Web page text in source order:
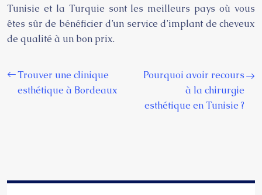
Tunisie et la Turquie sont les meilleurs pays où vous
êtes sûr de bénéficier d’un service d’implant de cheveux
de qualité à un bon prix.
Trouver une clinique
esthétique à Bordeaux
Pourquoi avoir recours
à la chirurgie
esthétique en Tunisie ?